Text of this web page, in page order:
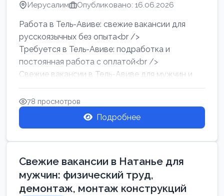
Иерусалим Опубликовано: 16.06.2026
Работа в Тель-Авиве: свежие вакансии для
русскоязычных без опыта<br />
Требуется в Тель-Авиве: подработка и
постоянная работа с оплатой<br />
Свежие вакансии в Тель-Авиве для мужчин и
женщин от хозя...
78 просмотров
Подробнее
Свежие вакансии в Натанье для
мужчин: физический труд,
демонтаж, монтаж конструкций